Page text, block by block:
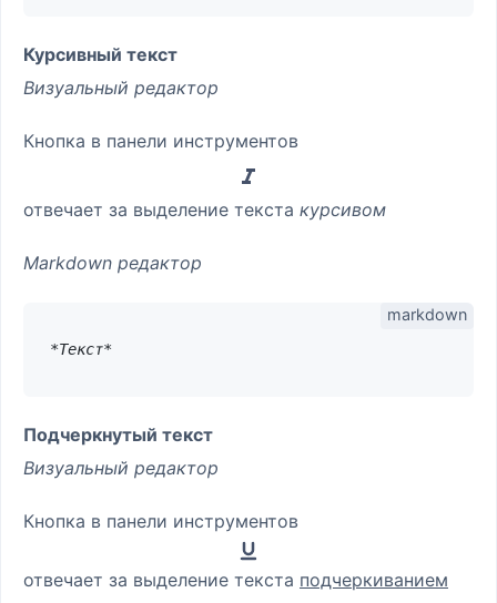
Курсивный текст
Визуальный редактор
Кнопка в панели инструментов
отвечает за выделение текста курсивом
Markdown редактор
*Текст*
Подчеркнутый текст
Визуальный редактор
Кнопка в панели инструментов
отвечает за выделение текста подчеркиванием